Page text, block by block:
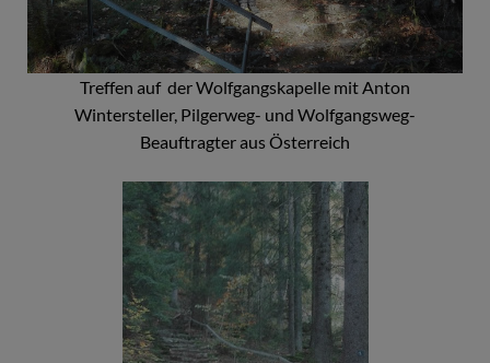
Treffen auf der Wolfgangskapelle mit Anton
Wintersteller, Pilgerweg- und Wolfgangsweg-
Beauftragter aus Österreich